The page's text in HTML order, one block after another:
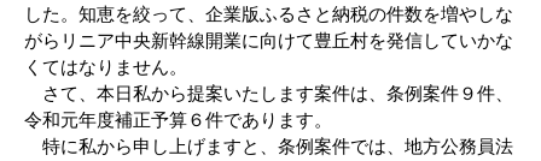
した。知恵を絞って、企業版ふるさと納税の件数を増やしな
がらリニア中央新幹線開業に向けて豊丘村を発信していかな
くてはなりません。
さて、本日私から提案いたします案件は、条例案件９件、
令和元年度補正予算６件であります。
特に私から申し上げますと、条例案件では、地方公務員法